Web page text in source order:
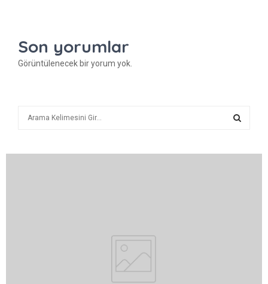
Son yorumlar
Görüntülenecek bir yorum yok.